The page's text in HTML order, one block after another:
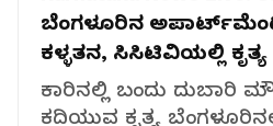
ಬೆಂಗಳೂರಿನ
ಕಳ್ಳತನ, ಸಿಸಿಟಿವಿಯಲ್ಲಿ
ಕಾರಿನಲ್ಲಿ ಬಂದು ದುಬಾರಿ
ಕದಿಯುವ ಕೃತ್ಯ